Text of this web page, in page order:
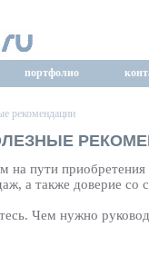
портфолио
рекомендации
на пути
а также доверие со
Чем нужно